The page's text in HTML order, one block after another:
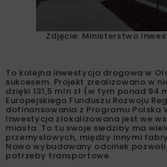
Zdjęcie: Ministerstwo
To kolejna inwestycja drogowa w
sukcesem. Projekt zrealizowano w
dzięki 131,5 mln zł (w tym ponad 94
Europejskiego Funduszu Rozwoju
dofinansowania z Programu Polska
Inwestycja zlokalizowana jest we
miasta. To tu swoje siedziby ma
przemysłowych, między innymi
Nowo wybudowany odcinek
potrzeby transportowe.